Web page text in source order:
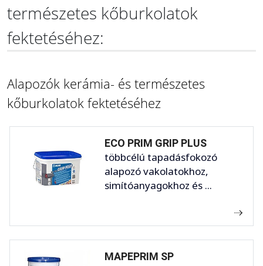
természetes kőburkolatok
fektetéséhez:
Alapozók kerámia- és természetes
kőburkolatok fektetéséhez
ECO PRIM GRIP PLUS
többcélú tapadásfokozó
alapozó vakolatokhoz,
simítóanyagokhoz és ...
MAPEPRIM SP